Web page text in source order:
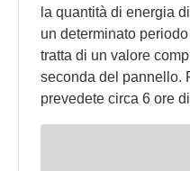
la quantità di energia
un determinato
tratta di un valore
seconda del pannello.
prevedete circa 6 ore